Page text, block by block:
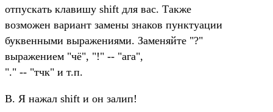
отпускать клавишу shift для вас. Также
возможен вариант замены знаков пунктуации
буквенными выражениями. Заменяйте "?"
выражением "чё", "!" -- "ага",
"." -- "тчк" и т.п.
В. Я нажал shift и он залип!